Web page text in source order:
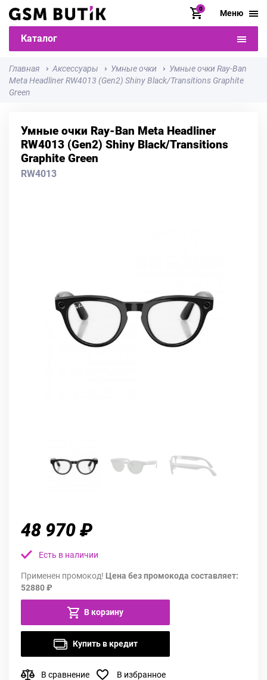
0 Меню
Каталог
Главная Аксессуары Умные очки
Умные очки Ray-Ban
Meta Headliner RW4013 (Gen2) Shiny Black/Transitions Graphite
Green
Умные очки Ray-Ban Meta Headliner
RW4013 (Gen2) Shiny Black/Transitions
Graphite Green
RW4013
48 970 ₽
Есть в наличии
Применен промокод! Цена без промокода составляет:
52880 ₽
В корзину
Купить в кредит
В сравнение В избранное